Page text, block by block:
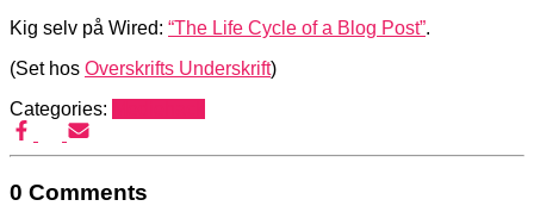
Kig selv på Wired: “The Life Cycle of a Blog Post”.
(Set hos Overskrifts Underskrift)
Categories:
0 Comments